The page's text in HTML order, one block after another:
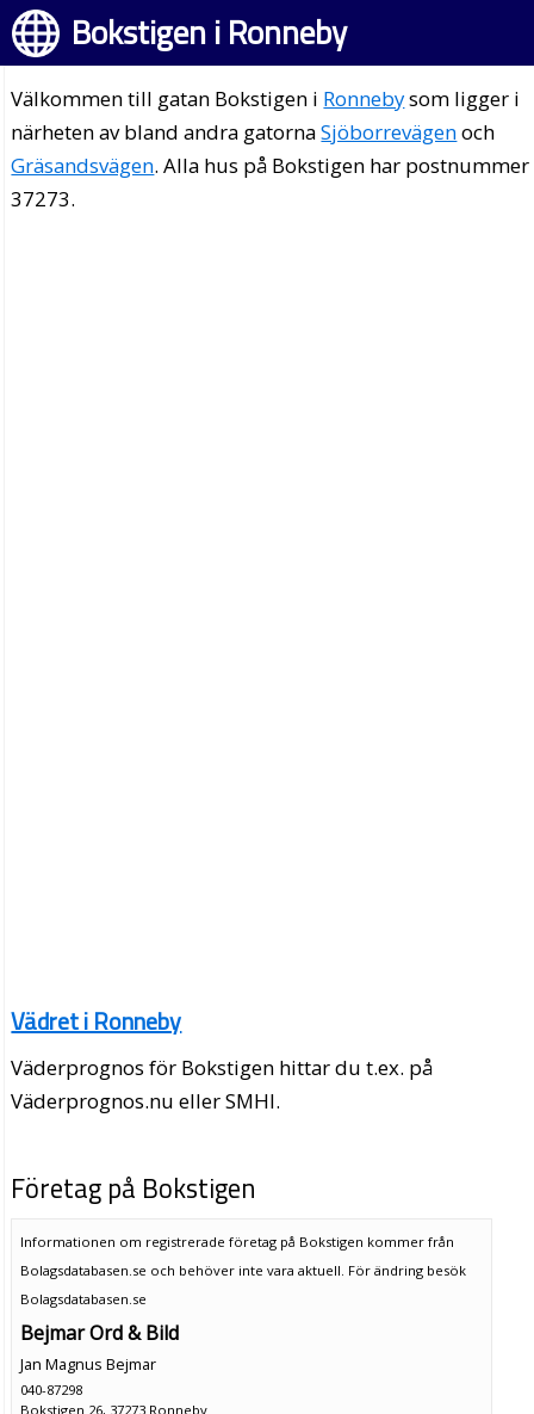
Bokstigen i Ronneby
Välkommen till gatan Bokstigen i Ronnebysom ligger i
närheten av bland andra gatornaSjöborrevägenoch
Gräsandsvägen. Alla hus på Bokstigen har postnummer
37273.
Vädret i Ronneby
Väderprognos för Bokstigen hittar du t.ex. på
Väderprognos.nu eller SMHI.
Företag på Bokstigen
Informationen om registrerade företag på Bokstigen kommer från
Bolagsdatabasen.se och behöver inte vara aktuell. För ändring besök
Bolagsdatabasen.se
Bejmar Ord & Bild
Jan Magnus Bejmar
040-87298
Bokstigen 26, 37273 Ronneby